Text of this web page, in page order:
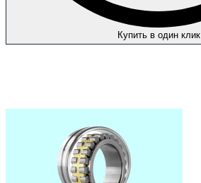
Купить в один клик